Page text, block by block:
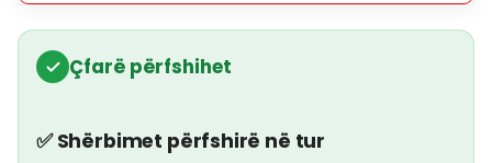
Çfarë përfshihet
✅ Shërbimet përfshirë në tur